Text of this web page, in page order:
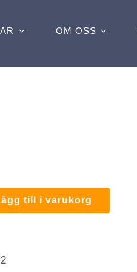
OM OSS
till i varukorg